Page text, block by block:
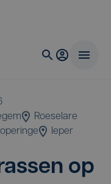
Roeselare
Ieper
op